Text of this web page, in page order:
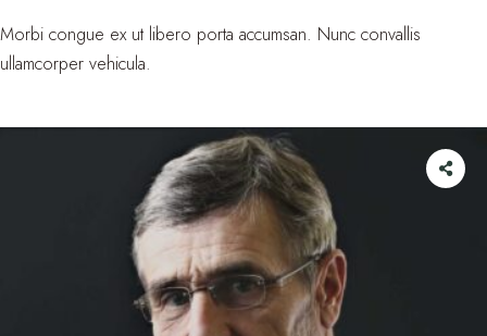
Morbi congue ex ut libero porta accumsan. Nunc convallis
ullamcorper vehicula.